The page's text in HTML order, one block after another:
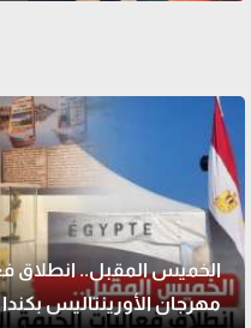
الخميس المقبل.. انطلاق
مهرجان الأورينتاليس بكندا